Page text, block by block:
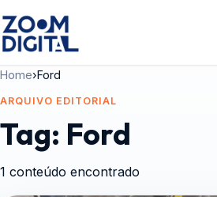
Home›Ford
ARQUIVO EDITORIAL
Tag: Ford
1 conteúdo encontrado